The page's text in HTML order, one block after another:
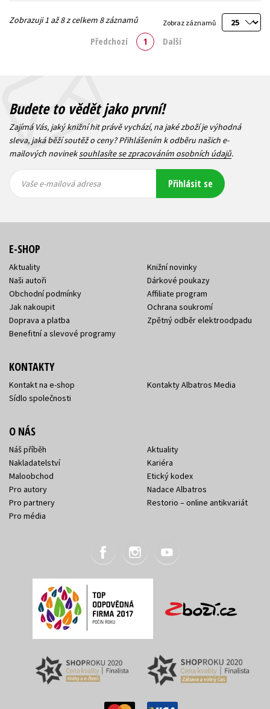
Zobraz záznamů
Zobrazuji 1 až 8 z celkem 8 záznamů
Předchozí 1 Další
Budete to vědět jako první!
Zajímá Vás, jaký knižní hit právě vychází, na jaké zboží je výhodná
sleva, jaká běží soutěž o ceny? Přihlášením k odběru našich e-
mailových novineksouhlasíte se zpracováním osobních údajů.
mailová
mailová
Vaše e-mailová adresa Přihlásit se
E-SHOP
Aktuality
Naši autoři
Obchodní podmínky
Jak nakoupit
Doprava a platba
Benefitní a slevové programy
Knižní novinky
Dárkové poukazy
Affiliate program
Ochrana soukromí
Zpětný odběr elektroodpadu
KONTAKTY
Kontakt na e-shop
Sídlo společnosti
Kontakty Albatros Media
O NÁS
Náš příběh
Nakladatelství
Maloobchod
Pro autory
Pro partnery
Pro média
Aktuality
Kariéra
Etický kodex
Nadace Albatros
Restorio – online antikvariát